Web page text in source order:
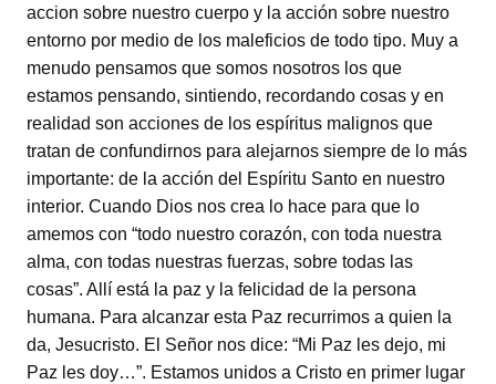
accion sobre nuestro cuerpo y la acción sobre nuestro
entorno por medio de los maleficios de todo tipo. Muy a
menudo pensamos que somos nosotros los que
estamos pensando, sintiendo, recordando cosas y en
realidad son acciones de los espíritus malignos que
tratan de confundirnos para alejarnos siempre de lo más
importante: de la acción del Espíritu Santo en nuestro
interior. Cuando Dios nos crea lo hace para que lo
amemos con “todo nuestro corazón, con toda nuestra
alma, con todas nuestras fuerzas, sobre todas las
cosas”. Allí está la paz y la felicidad de la persona
humana. Para alcanzar esta Paz recurrimos a quien la
da, Jesucristo. El Señor nos dice: “Mi Paz les dejo, mi
Paz les doy…”. Estamos unidos a Cristo en primer lugar